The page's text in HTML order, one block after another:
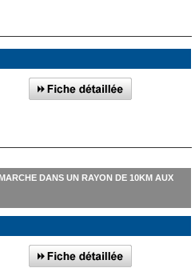
DANS UN RAYON DE 10KM AUX